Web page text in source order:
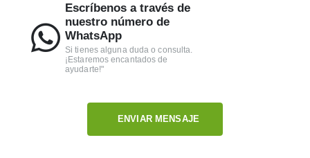
Escríbenos a través de
nuestro número de
WhatsApp
Si tienes alguna duda o consulta.
¡Estaremos encantados de
ayudarte!"
ENVIAR MENSAJE